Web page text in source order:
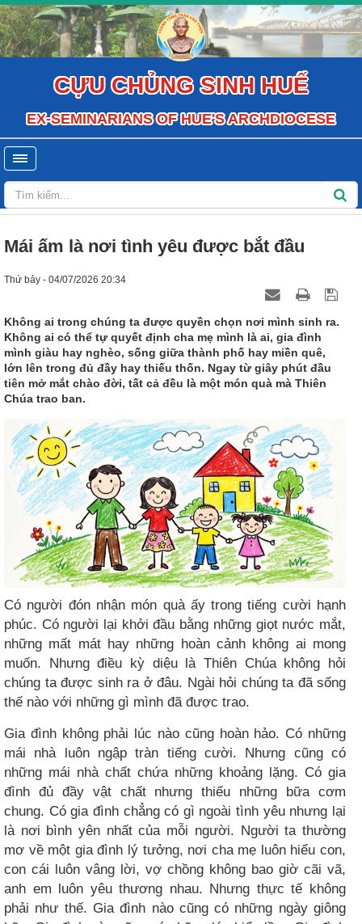
CỰU CHỦNG SINH HUẾ
EX-SEMINARIANS OF HUE'S ARCHDIOCESE
Mái ấm là nơi tình yêu được bắt đầu
Thứ bảy - 04/07/2026 20:34
Không ai trong chúng ta được quyền chọn nơi mình sinh ra.
Không ai có thể tự quyết định cha mẹ mình là ai, gia đình
mình giàu hay nghèo, sống giữa thành phố hay miền quê,
lớn lên trong đủ đầy hay thiếu thốn. Ngay từ giây phút đầu
tiên mở mắt chào đời, tất cả đều là một món quà mà Thiên
Chúa trao ban.
Có người đón nhận món quà ấy trong tiếng cười hạnh
phúc. Có người lại khởi đầu bằng những giọt nước mắt,
những mất mát hay những hoàn cảnh không ai mong
muốn. Nhưng điều kỳ diệu là Thiên Chúa không hỏi
chúng ta được sinh ra ở đâu. Ngài hỏi chúng ta đã sống
thế nào với những gì mình đã được trao.
Gia đình không phải lúc nào cũng hoàn hảo. Có những
mái nhà luôn ngập tràn tiếng cười. Nhưng cũng có
những mái nhà chất chứa những khoảng lặng. Có gia
đình đủ đầy vật chất nhưng thiếu những bữa cơm
chung. Có gia đình chẳng có gì ngoài tình yêu nhưng lại
là nơi bình yên nhất của mỗi người. Người ta thường
mơ về một gia đình lý tưởng, nơi cha mẹ luôn hiểu con,
con cái luôn vâng lời, vợ chồng không bao giờ cãi vã,
anh em luôn yêu thương nhau. Nhưng thực tế không
phải như thế. Gia đình nào cũng có những ngày giông